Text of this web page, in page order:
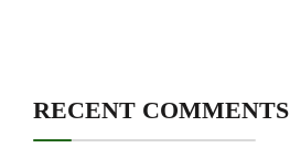
RECENT COMMENTS